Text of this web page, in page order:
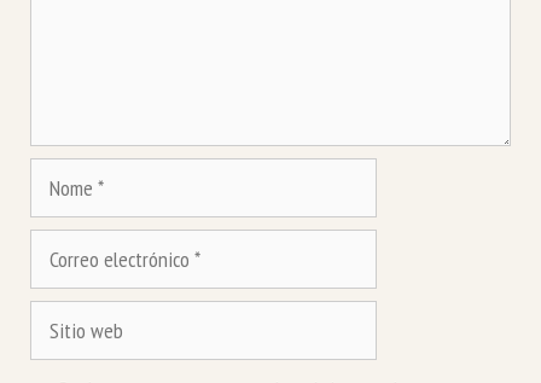
Nome
Correo
electrónico
Sitio
web